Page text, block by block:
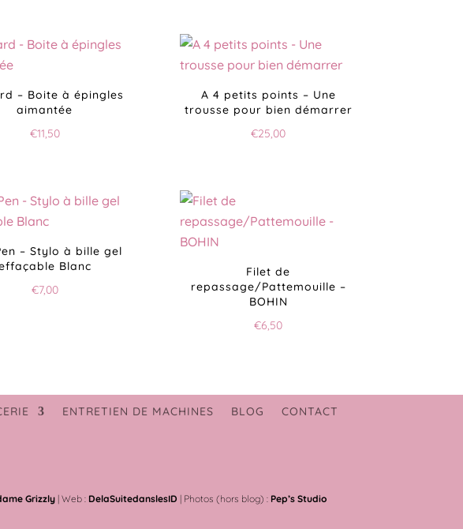
– Boite à épingles
aimantée
€11,50
A 4 petits points – Une
trousse pour bien démarrer
€25,00
– Stylo à bille gel
Blanc
€7,00
Filet de
repassage/Pattemouille –
BOHIN
€6,50
ENTRETIEN DE MACHINES BLOG CONTACT
Grizzly| Web : DelaSuitedanslesID | Photos (hors blog) : Pep’s Studio